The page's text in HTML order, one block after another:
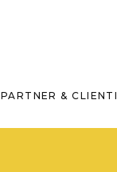
PARTNER & CLIENTI